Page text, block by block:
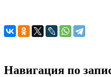
Навигация по